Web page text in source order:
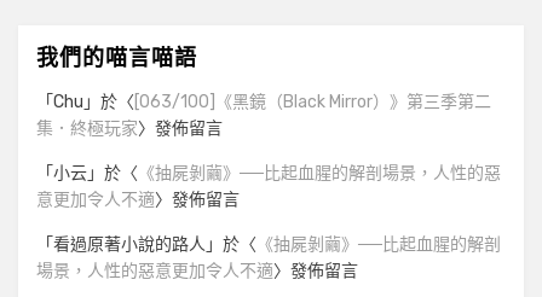
我們的喵言喵語
「Chu 」於〈 [063/100]《黑鏡（Black Mirror）》第三季第二
集．終極玩家〉發佈留言
「小云」於〈 《抽屍剝繭》──比起血腥的解剖場景，人性的惡
意更加令人不適〉發佈留言
「看過原著小說的路人 」於〈 《抽屍剝繭》──比起血腥的解剖
場景，人性的惡意更加令人不適〉發佈留言